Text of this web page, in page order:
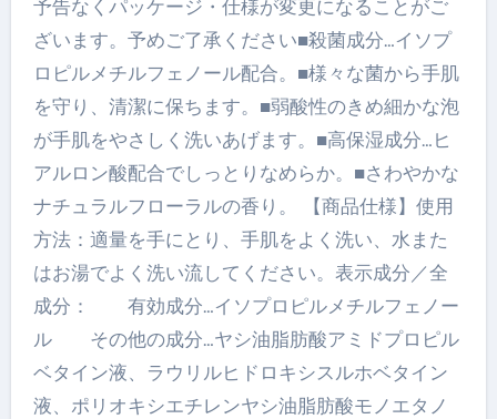
予告なくパッケージ・仕様が変更になることがご
ざいます。予めご了承ください■殺菌成分…イソプ
ロピルメチルフェノール配合。■様々な菌から手肌
を守り、清潔に保ちます。■弱酸性のきめ細かな泡
が手肌をやさしく洗いあげます。■高保湿成分…ヒ
アルロン酸配合でしっとりなめらか。■さわやかな
ナチュラルフローラルの香り。 【商品仕様】使用
方法：適量を手にとり、手肌をよく洗い、水また
はお湯でよく洗い流してください。表示成分／全
成分： 有効成分…イソプロピルメチルフェノー
ル その他の成分…ヤシ油脂肪酸アミドプロピル
ベタイン液、ラウリルヒドロキシスルホベタイン
液、ポリオキシエチレンヤシ油脂肪酸モノエタノ